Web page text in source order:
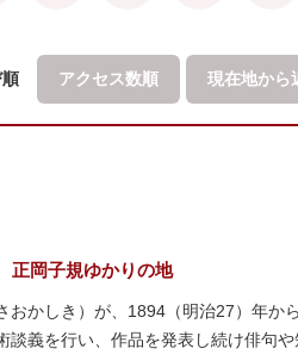
アクセス数順 現在地から
正岡子規ゆかりの地
かしき）が、1894（明治27）年か
義を行い、作品を発表し続け俳句